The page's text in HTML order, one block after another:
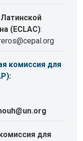
(ECLAC):
комиссия для
:
для